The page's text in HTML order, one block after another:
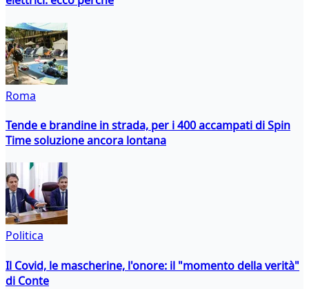
Roma
Tende e brandine in strada, per i 400 accampati di Spin
Time soluzione ancora lontana
Politica
Il Covid, le mascherine, l'onore: il "momento della verità"
di Conte